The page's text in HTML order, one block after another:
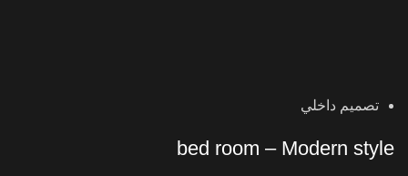
تصميم داخلي
bed room – Modern style